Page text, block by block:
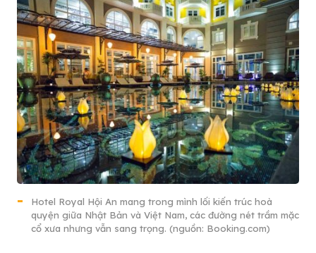
Hotel Royal Hội An mang trong mình lối kiến trúc hoà
quyện giữa Nhật Bản và Việt Nam, các đường nét trầm mặc
cổ xưa nhưng vẫn sang trọng. (nguồn: Booking.com)